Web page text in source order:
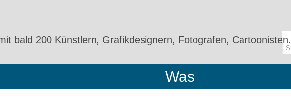
bald 200 Künstlern, Grafikdesignern, Fotografen,
Was